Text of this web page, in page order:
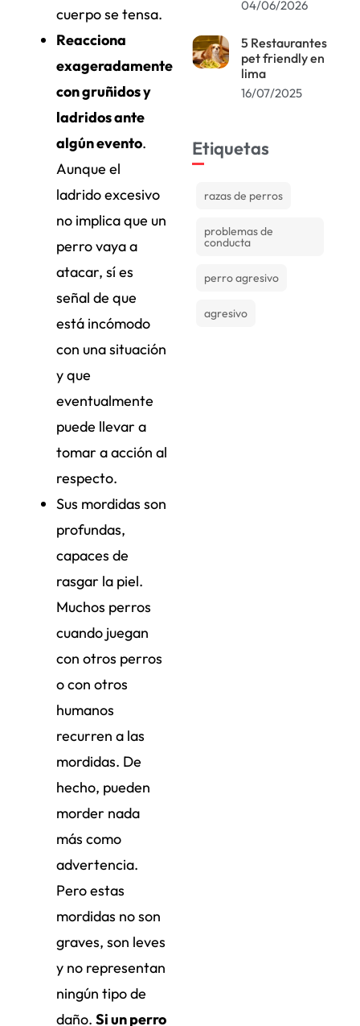
cuerpo se tensa.
Reacciona
exageradamente
con gruñidos y
ladridos ante
algún evento.
Aunque el
ladrido excesivo
no implica que un
perro vaya a
atacar, sí es
señal de que
está incómodo
con una situación
y que
eventualmente
puede llevar a
tomar a acción al
respecto.
Sus mordidas son
profundas,
capaces de
rasgar la piel.
Muchos perros
cuando juegan
con otros perros
o con otros
humanos
recurren a las
mordidas. De
hecho, pueden
morder nada
más como
advertencia.
Pero estas
mordidas no son
graves, son leves
y no representan
ningún tipo de
daño. Si un perro
04/06/2026
5 Restaurantes
pet friendly en
lima
16/07/2025
Etiquetas
razas de perros
problemas de
conducta
perro agresivo
agresivo